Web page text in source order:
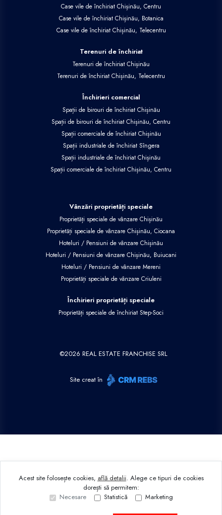
Case vile de închiriat Chișinău, Centru
Case vile de închiriat Chișinău, Botanica
Case vile de închiriat Chișinău, Telecentru
Terenuri de închiriat
Terenuri de închiriat Chișinău
Terenuri de închiriat Chișinău, Telecentru
Închirieri comercial
Spații de birouri de închiriat Chișinău
Spații de birouri de închiriat Chișinău, Centru
Spații comerciale de închiriat Chișinău
Spații industriale de închiriat Sîngera
Spații industriale de închiriat Chișinău
Spații comerciale de închiriat Chișinău, Centru
Vânzări proprietăți speciale
Proprietăți speciale de vânzare Chișinău
Proprietăți speciale de vânzare Chișinău, Ciocana
Hoteluri / Pensiuni de vânzare Chișinău
Hoteluri / Pensiuni de vânzare Chișinău, Buiucani
Hoteluri / Pensiuni de vânzare Mereni
Proprietăți speciale de vânzare Criuleni
Închirieri proprietăți speciale
Proprietăți speciale de închiriat Step-Soci
©2026 REAL ESTATE FRANCHISE SRL
Site creat în
Acest site folosește cookies, află detalii. Alege ce tipuri de cookies
dorești să permitem:
Necesare
Statistică Marketing